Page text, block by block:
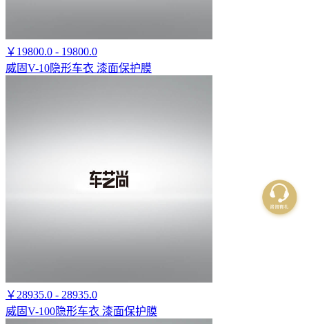
￥19800.0 - 19800.0
威固V-10隐形车衣 漆面保护膜
￥28935.0 - 28935.0
威固V-100隐形车衣 漆面保护膜